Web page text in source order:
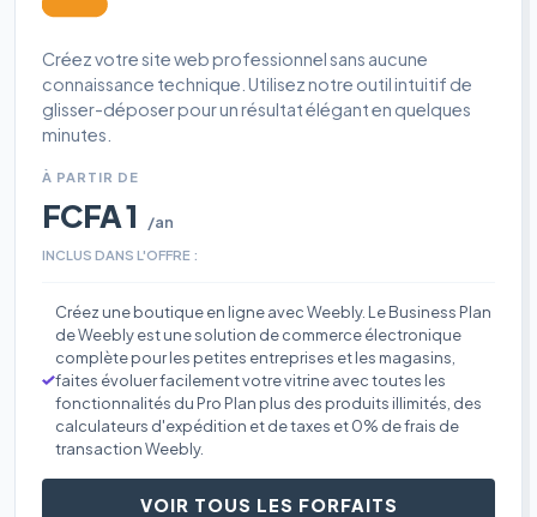
Créez votre site web professionnel sans aucune
connaissance technique. Utilisez notre outil intuitif de
glisser-déposer pour un résultat élégant en quelques
minutes.
À PARTIR DE
FCFA 1 /an
INCLUS DANS L'OFFRE :
Créez une boutique en ligne avec Weebly. Le Business Plan
de Weebly est une solution de commerce électronique
complète pour les petites entreprises et les magasins,
faites évoluer facilement votre vitrine avec toutes les
fonctionnalités du Pro Plan plus des produits illimités, des
calculateurs d'expédition et de taxes et 0% de frais de
transaction Weebly.
VOIR TOUS LES FORFAITS